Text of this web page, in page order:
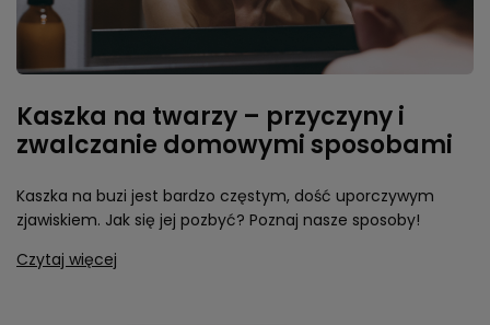
Kaszka na twarzy – przyczyny i
zwalczanie domowymi sposobami
Kaszka na buzi jest bardzo częstym, dość uporczywym
zjawiskiem. Jak się jej pozbyć? Poznaj nasze sposoby!
Czytaj więcej